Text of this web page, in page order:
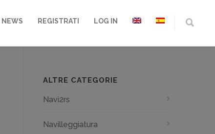
NEWS REGISTRATI LOG IN
ALTRE CATEGORIE
Navi2rs
Navilleggiatura